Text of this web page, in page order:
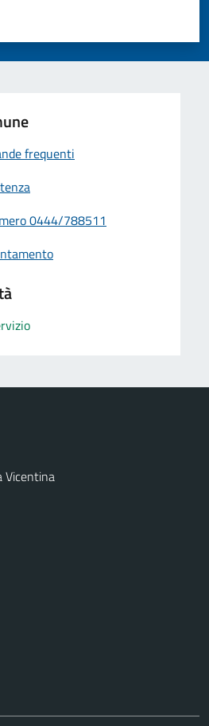
stelle su 5
su 5
5
frequenti
0444/788511
Vicentina